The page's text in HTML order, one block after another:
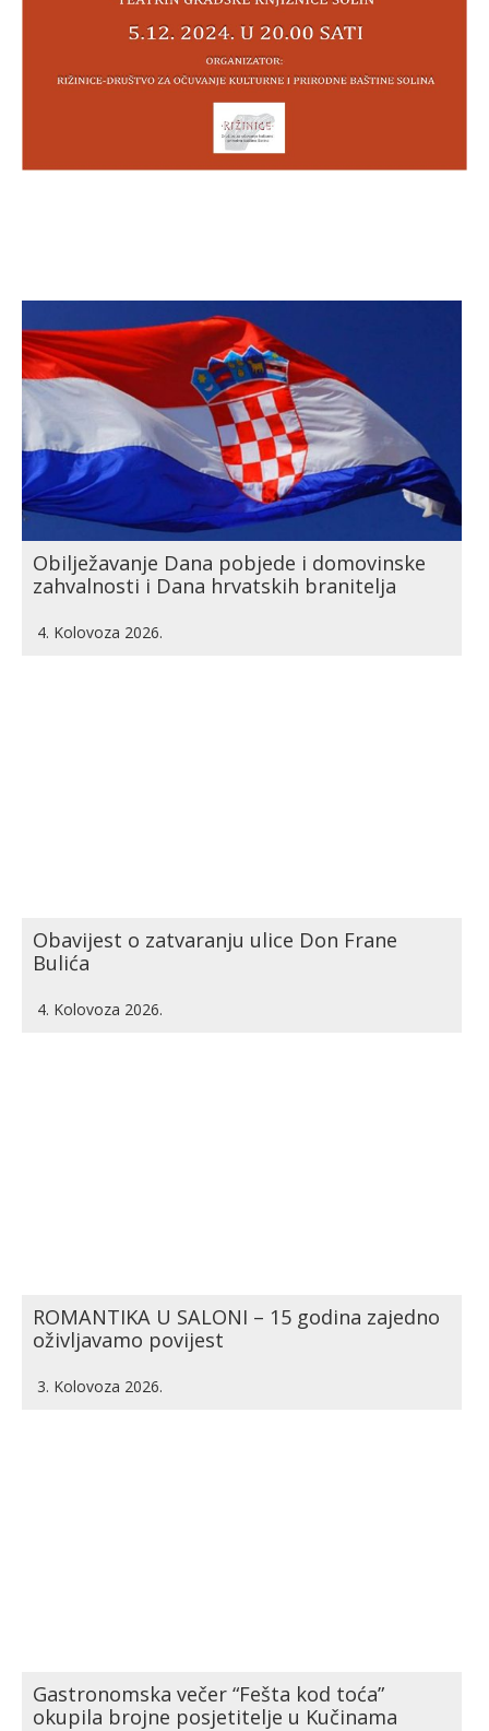
Obilježavanje Dana pobjede i domovinske
zahvalnosti i Dana hrvatskih branitelja
4. Kolovoza 2026.
Obavijest o zatvaranju ulice Don Frane
Bulića
4. Kolovoza 2026.
ROMANTIKA U SALONI – 15 godina zajedno
oživljavamo povijest
3. Kolovoza 2026.
Gastronomska večer “Fešta kod toća”
okupila brojne posjetitelje u Kučinama